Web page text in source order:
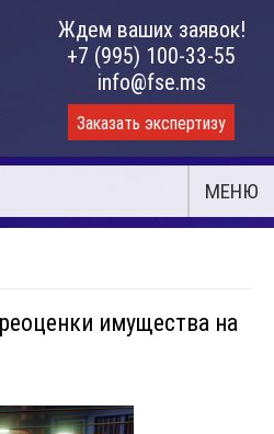
Ждем ваших заявок!
+7 (995) 100-33-55
info@fse.ms
Заказать экспертизу
МЕНЮ
имущества на